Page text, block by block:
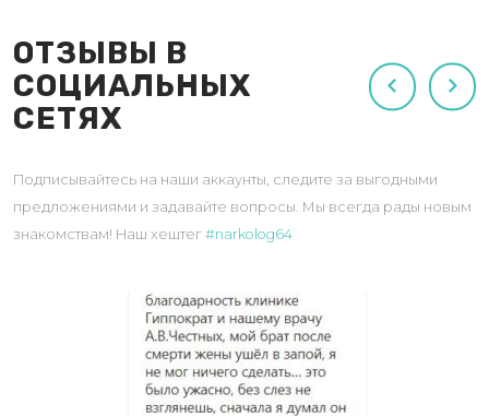
ОТЗЫВЫ В
СОЦИАЛЬНЫХ
СЕТЯХ
Подписывайтесь на наши аккаунты, следите за выгодными
предложениями и задавайте вопросы. Мы всегда рады новым
знакомствам! Наш хештег #narkolog64